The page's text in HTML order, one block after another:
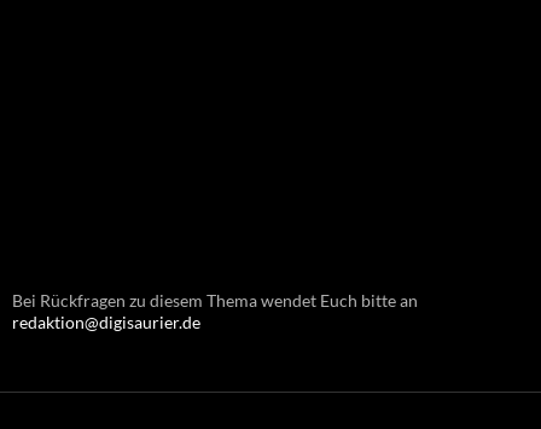
Bei Rückfragen zu diesem Thema wendet Euch bitte an
redaktion@digisaurier.de